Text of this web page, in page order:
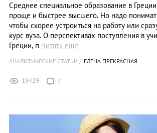
Среднее специальное образование в
проще и быстрее высшего. Но надо
чтобы скорее устроиться на работу или
курс вуза. О перспективах поступления в
Греции, п Читать еще
АНАЛИТИЧЕСКИЕ СТАТЬИ ЕЛЕНА ПРЕКРАСНАЯ
19429 3